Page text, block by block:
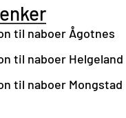
til naboer Ågotnes
til naboer Helgeland
til naboer Mongstad